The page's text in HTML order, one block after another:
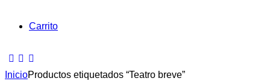
Carrito
InicioProductos etiquetados “Teatro breve”